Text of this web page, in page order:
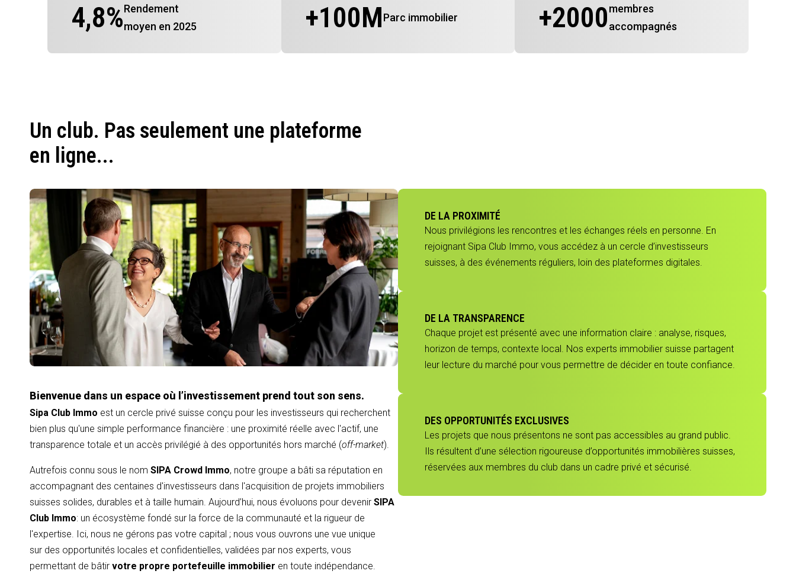
4,8%Rendement
moyen en 2025
+100MParc immobilier +2000membres
accompagnés
Un club. Pas seulement une plateforme
en ligne...
Bienvenue dans un espace où l’investissement prend tout son sens.
Sipa Club Immo est un cercle privé suisse conçu pour les investisseurs qui recherchent
bien plus qu'une simple performance financière : une proximité réelle avec l'actif, une
transparence totale et un accès privilégié à des opportunités hors marché (off-market).
Autrefois connu sous le nom SIPA Crowd Immo, notre groupe a bâti sa réputation en
accompagnant des centaines d'investisseurs dans l'acquisition de projets immobiliers
suisses solides, durables et à taille humain. Aujourd’hui, nous évoluons pour devenir SIPA
Club Immo: un écosystème fondé sur la force de la communauté et la rigueur de
l'expertise. Ici, nous ne gérons pas votre capital ; nous vous ouvrons une vue unique
sur des opportunités locales et confidentielles, validées par nos experts, vous
permettant de bâtir votre propre portefeuille immobilier en toute indépendance.
DE LA PROXIMITÉ
Nous privilégions les rencontres et les échanges réels en personne. En
rejoignant Sipa Club Immo, vous accédez à un cercle d’investisseurs
suisses, à des événements réguliers, loin des plateformes digitales.
DE LA TRANSPARENCE
Chaque projet est présenté avec une information claire : analyse, risques,
horizon de temps, contexte local. Nos experts immobilier suisse partagent
leur lecture du marché pour vous permettre de décider en toute confiance.
DES OPPORTUNITÉS EXCLUSIVES
Les projets que nous présentons ne sont pas accessibles au grand public.
Ils résultent d’une sélection rigoureuse d’opportunités immobilières suisses,
réservées aux membres du club dans un cadre privé et sécurisé.